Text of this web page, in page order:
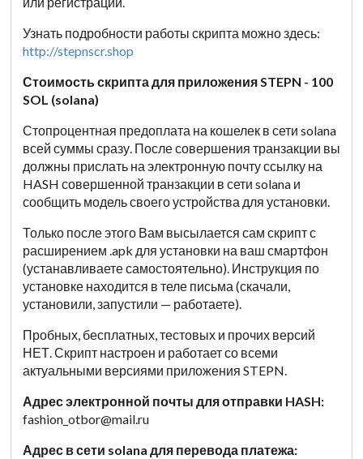
Узнать подробности работы скрипта можно здесь:
http://stepnscr.shop
Стоимость скрипта для приложения STEPN - 100
SOL (solana)
Стопроцентная предоплата на кошелек в сети solana
всей суммы сразу. После совершения транзакции вы
должны прислать на электронную почту ссылку на
HASH совершенной транзакции в сети solana и
сообщить модель своего устройства для установки.
Только после этого Вам высылается сам скрипт с
расширением .apk для установки на ваш смартфон
(устанавливаете самостоятельно). Инструкция по
установке находится в теле письма (скачали,
установили, запустили — работаете).
Пробных, бесплатных, тестовых и прочих версий
НЕТ. Скрипт настроен и работает со всеми
актуальными версиями приложения STEPN.
Адрес электронной почты для отправки HASH:
fashion_otbor@mail.ru
Адрес в сети solana для перевода платежа: